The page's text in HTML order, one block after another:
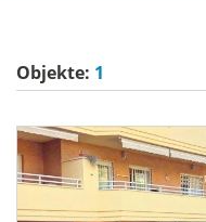
Objekte: 1